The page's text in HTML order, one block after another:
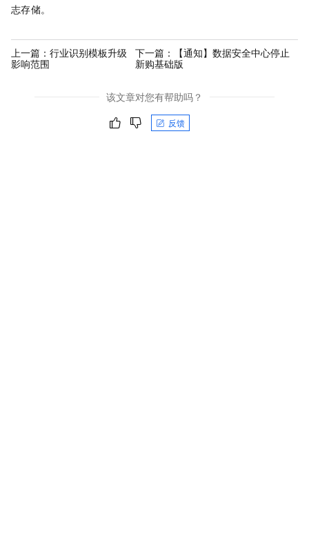
志存储。
上一篇： 行业识别模板升级
影响范围
下一篇：
【通知】数据安全中心停止
新购基础版
该文章对您有帮助吗？
反馈